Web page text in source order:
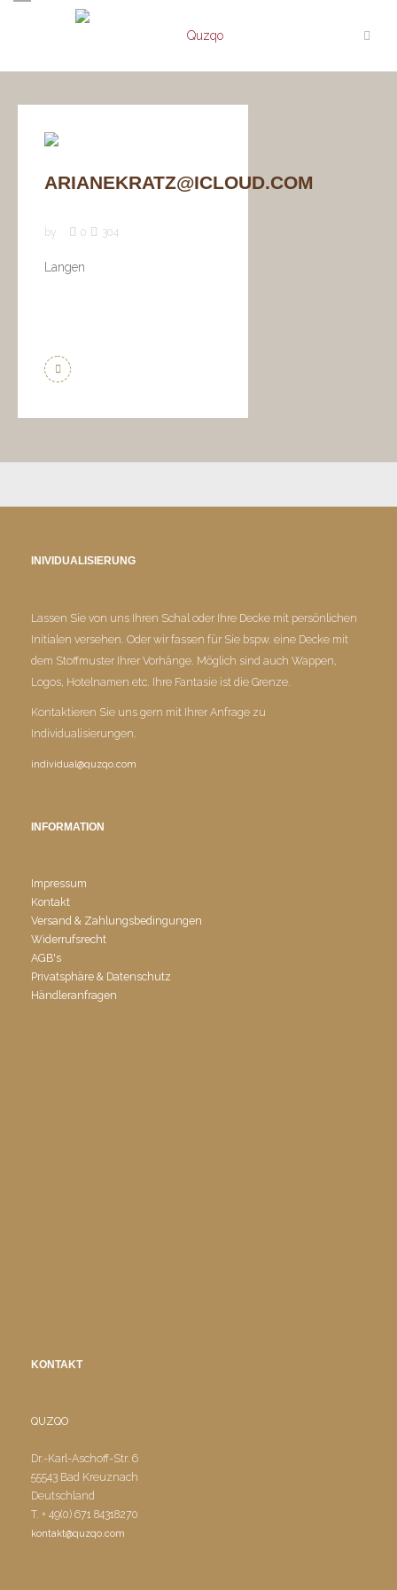
ARIANEKRATZ@ICLOUD.COM
by 0 304
Langen
INIVIDUALISIERUNG
Lassen Sie von uns Ihren Schal oder Ihre Decke mit persönlichen
Initialen versehen. Oder wir fassen für Sie bspw. eine Decke mit
dem Stoffmuster Ihrer Vorhänge. Möglich sind auch Wappen,
Logos, Hotelnamen etc. Ihre Fantasie ist die Grenze.
Kontaktieren Sie uns gern mit Ihrer Anfrage zu
Individualisierungen.
individual@quzqo.com
INFORMATION
Impressum
Kontakt
Versand & Zahlungsbedingungen
Widerrufsrecht
AGB's
Privatsphäre & Datenschutz
Händleranfragen
KONTAKT
QUZQO
Dr.-Karl-Aschoff-Str. 6
55543 Bad Kreuznach
Deutschland
T. + 49(0) 671 84318270
kontakt@quzqo.com